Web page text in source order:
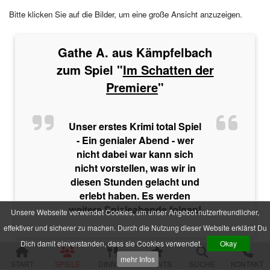
Unsere Webseite verwendet Cookies, um unser Angebot nutzerfreundlicher,
effektiver und sicherer zu machen. Durch die Nutzung dieser Website erklärst Du
Dich damit einverstanden, dass sie Cookies verwendet.
Okay
mehr Infos
START SPIELE DINNER EVENTS SUCHE KONTAKT
Die zweifelhafte Welt der Märchen
Der verfluchte Schatz der Piraten
Die Legende der Sturmklinge
Der Hanf des Verderbens
Zum Geier mit dem Mord
Nachts im Salon Rouge
Das Feuer der Diamanten
Des Alters fette Beute
Hau den Michl
Das letzte Festmahl des Pharaos
Krimispiele für Jugendliche
Das Gift der Rivalen
Bitte klicken Sie auf die Bilder, um eine große Ansicht anzuzeigen.
Gathe A. aus Kämpfelbach
zum Spiel "Im Schatten der
Premiere"
Unser erstes Krimi total Spiel
- Ein genialer Abend - wer
nicht dabei war kann sich
nicht vorstellen, was wir in
diesen Stunden gelacht und
erlebt haben. Es werden
weitere Spieleabende folgen!